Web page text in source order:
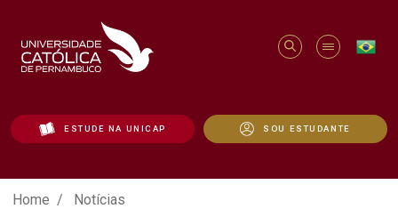
ESTUDE NA UNICAP SOU ESTUDANTE
Notícias - Unicap
Home Notícias